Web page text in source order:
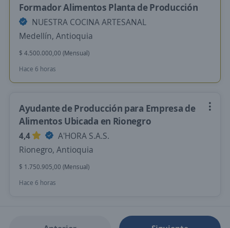
Formador Alimentos Planta de Producción
NUESTRA COCINA ARTESANAL
Medellín, Antioquia
$ 4.500.000,00 (Mensual)
Hace 6 horas
Ayudante de Producción para Empresa de
Alimentos Ubicada en Rionegro
4,4
A'HORA S.A.S.
Rionegro, Antioquia
$ 1.750.905,00 (Mensual)
Hace 6 horas